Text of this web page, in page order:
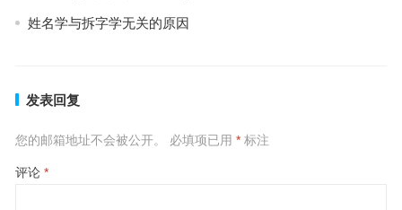
姓名学与拆字学无关的原因
发表回复
您的邮箱地址不会被公开。 必填项已用 *标注
评论 *